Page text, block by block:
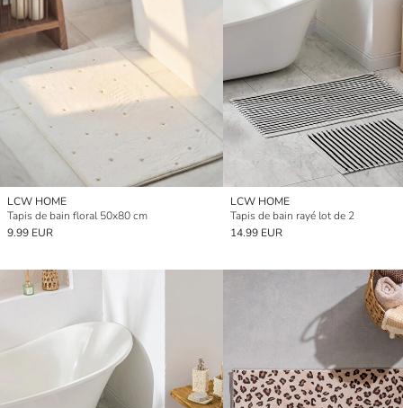
LCW HOME
Tapis de bain floral 50x80 cm
9.99 EUR
LCW HOME
Tapis de bain rayé lot de 2
14.99 EUR